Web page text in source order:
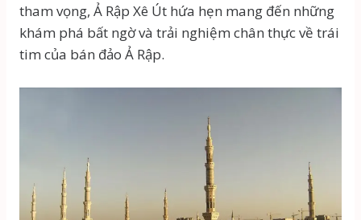
tham vọng, Ả Rập Xê Út hứa hẹn mang đến những
khám phá bất ngờ và trải nghiệm chân thực về trái
tim của bán đảo Ả Rập.